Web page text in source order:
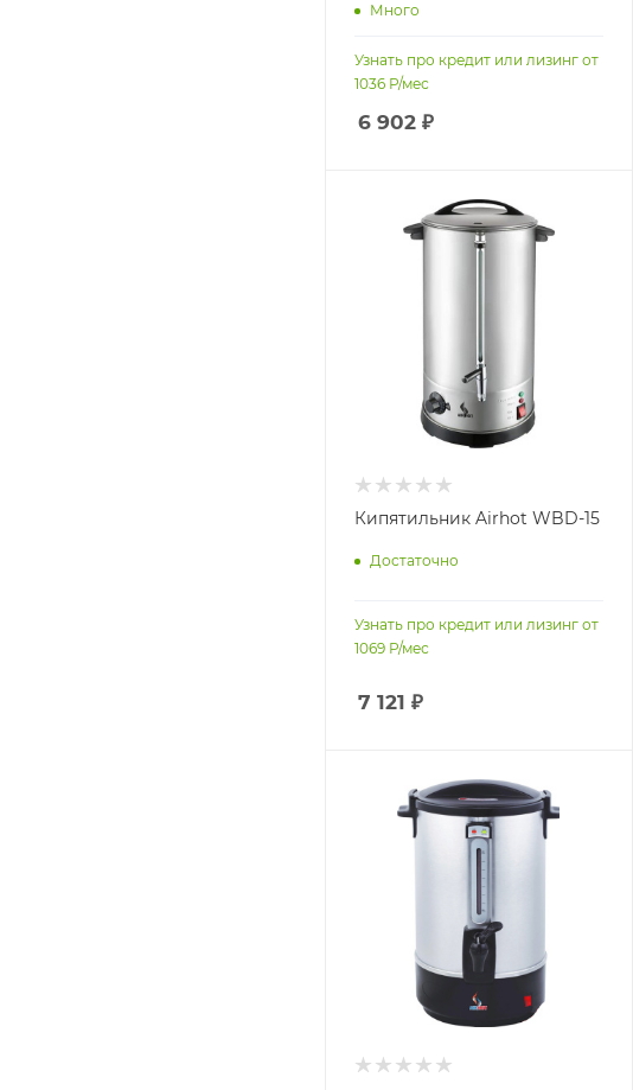
Много
Узнать про кредит или лизинг от
1036 Р/мес
6 902 ₽
Кипятильник Airhot WBD-15
Достаточно
Узнать про кредит или лизинг от
1069 Р/мес
7 121 ₽